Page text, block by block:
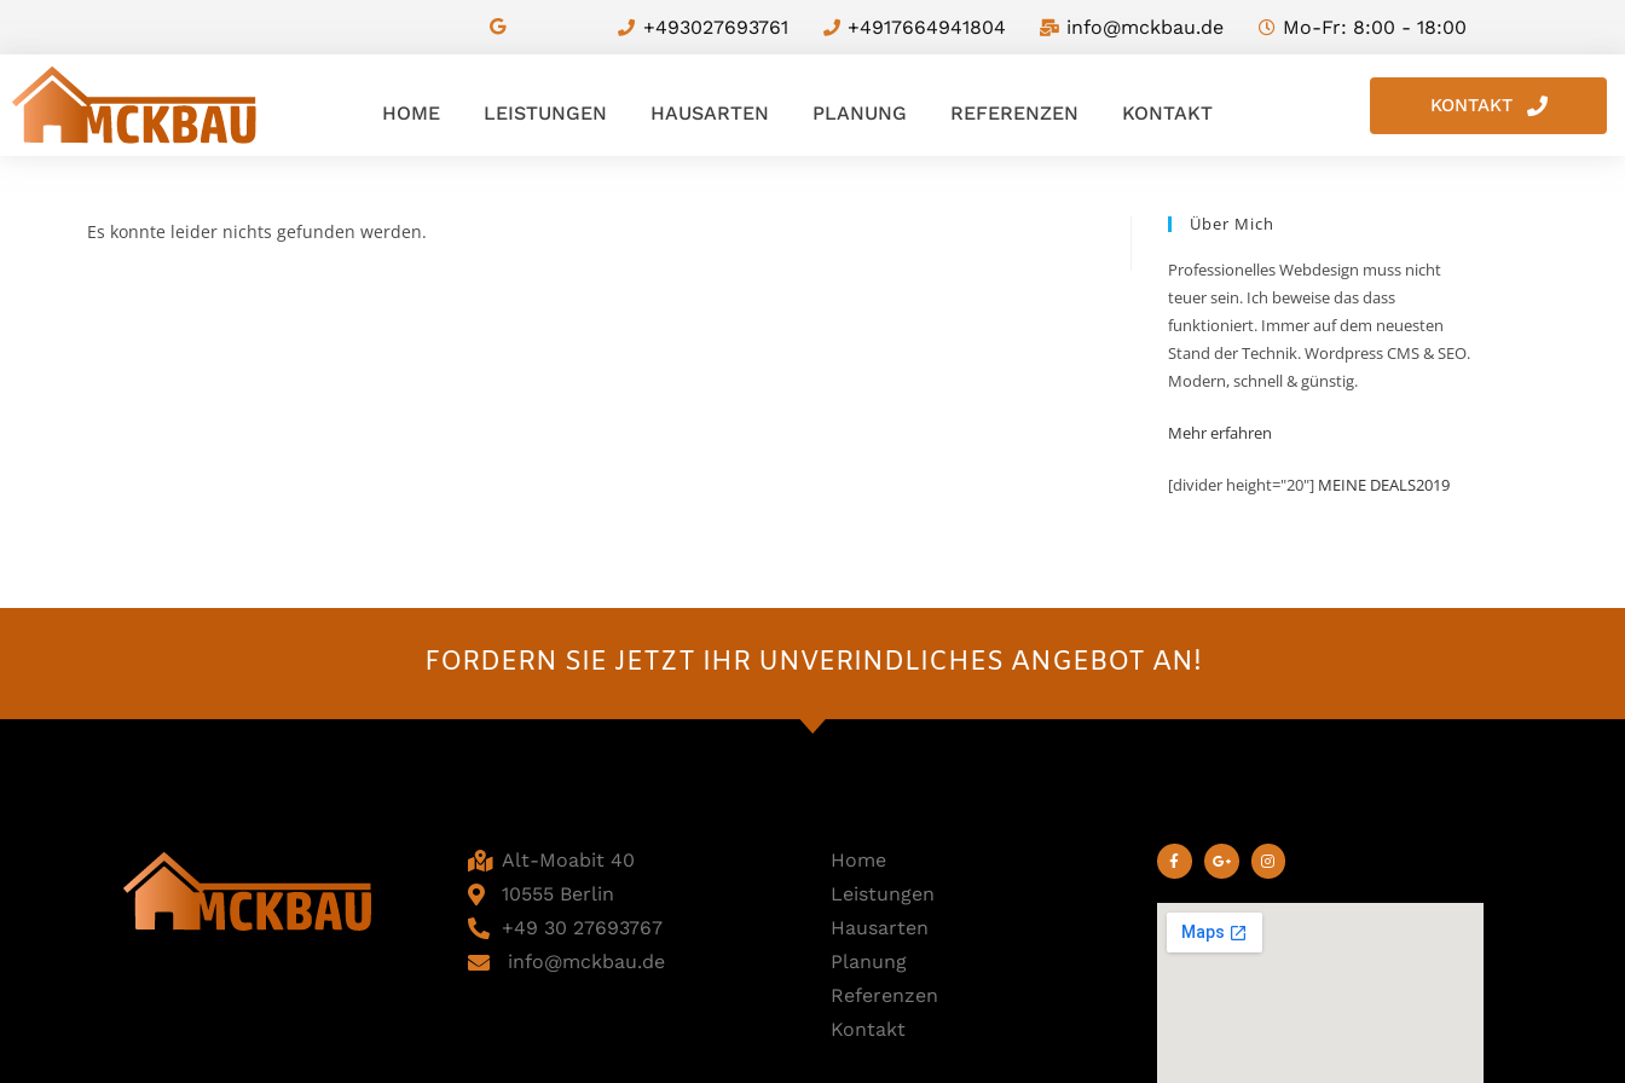
‎+493027693761 ‎+4917664941804 info@mckbau.de Mo-Fr: 8:00 - 18:00
HOME LEISTUNGEN HAUSARTEN PLANUNG REFERENZEN KONTAKT KONTAKT
Es konnte leider nichts gefunden werden. Über Mich
Professionelles Webdesign muss nicht
teuer sein. Ich beweise das dass
funktioniert. Immer auf dem neuesten
Stand der Technik. Wordpress CMS & SEO.
Modern, schnell & günstig.
Mehr erfahren
[divider height="20"] MEINE DEALS2019
FORDERN SIE JETZT IHR UNVERINDLICHES ANGEBOT AN!
Alt-Moabit 40
10555 Berlin
+49 30 27693767
info@mckbau.de
Home
Leistungen
Hausarten
Planung
Referenzen
Kontakt